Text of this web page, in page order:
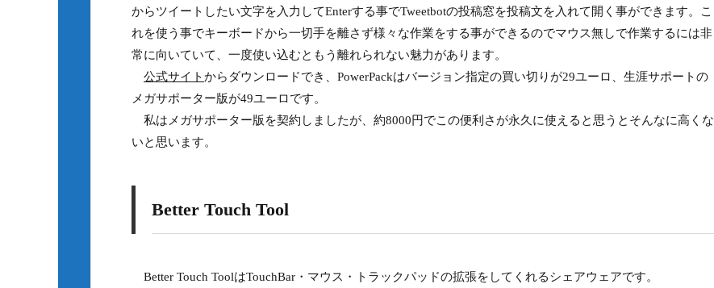
からツイートしたい文字を入力してEnterする事でTweetbotの投稿窓を投稿文を入れて開く事ができます。こ
れを使う事でキーボードから一切手を離さず様々な作業をする事ができるのでマウス無しで作業するには非
常に向いていて、一度使い込むともう離れられない魅力があります。
公式サイトからダウンロードでき、PowerPackはバージョン指定の買い切りが29ユーロ、生涯サポートの
メガサポーター版が49ユーロです。
私はメガサポーター版を契約しましたが、約8000円でこの便利さが永久に使えると思うとそんなに高くな
いと思います。
Better Touch Tool
Better Touch ToolはTouchBar・マウス・トラックパッドの拡張をしてくれるシェアウェアです。